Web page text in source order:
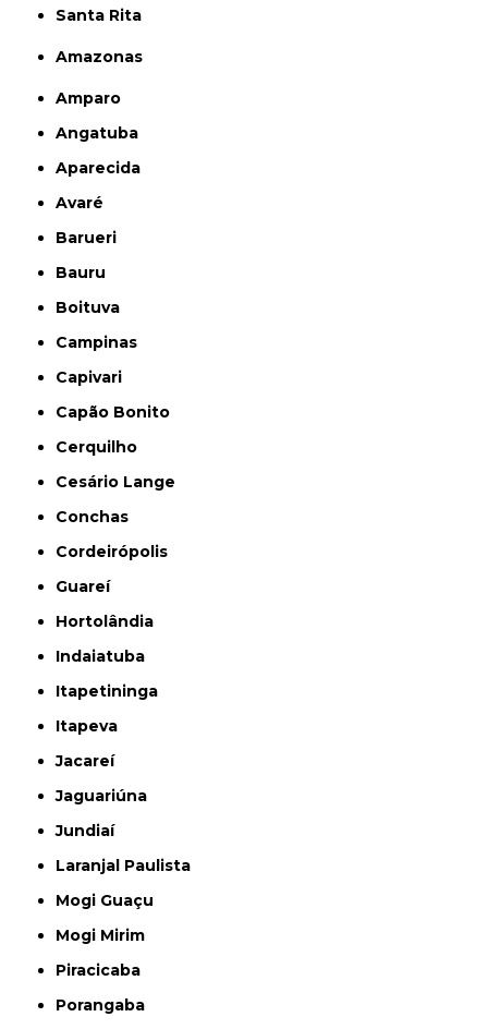
Santa Rita
Amazonas
Amparo
Angatuba
Aparecida
Avaré
Barueri
Bauru
Boituva
Campinas
Capivari
Capão Bonito
Cerquilho
Cesário Lange
Conchas
Cordeirópolis
Guareí
Hortolândia
Indaiatuba
Itapetininga
Itapeva
Jacareí
Jaguariúna
Jundiaí
Laranjal Paulista
Mogi Guaçu
Mogi Mirim
Piracicaba
Porangaba